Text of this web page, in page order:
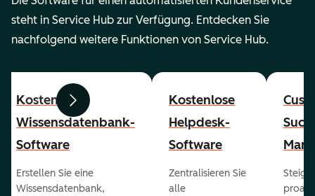
steht in Service Hub zur Verfügung. Entdecken Sie
nachfolgend weitere Funktionen von Service Hub.
ZurückWeiter
Kostenlose
Wissensdatenbank-
Software
Erstellen Sie eine
Wissensdatenbank,
Kostenlose
Helpdesk-
Software
Zentralisieren Sie
alle